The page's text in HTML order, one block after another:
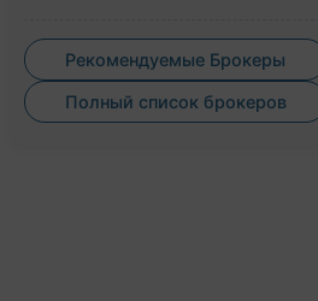
Рекомендуемые Брокеры
Полный список брокеров